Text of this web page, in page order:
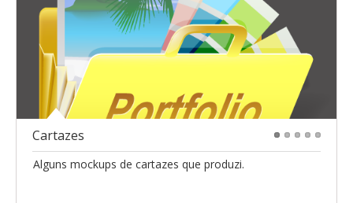
Cartazes
Alguns mockups de cartazes que produzi.